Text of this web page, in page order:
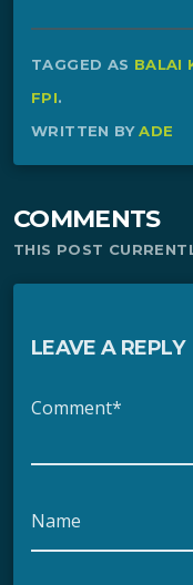
TAGGED AS BALAI
FPI.
WRITTEN BYADE
COMMENTS
THIS POST
LEAVE A REPLY
Comment*
Name